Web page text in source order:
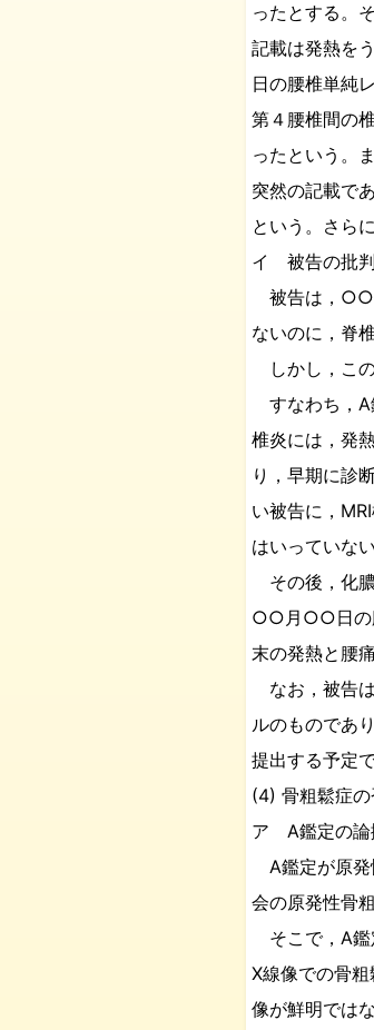
ったとする。
記載は発熱を
日の腰椎単純
第４腰椎間の
ったという。
突然の記載で
という。さら
イ 被告の批
被告は，
ないのに，脊
しかし，こ
すなわち，A
椎炎には，発
り，早期に診
い被告に，
はいっていない
その後，化
○○月○○日の
末の発熱と腰
なお，被告
ルのものであ
提出する予定で
(4) 骨粗鬆症の
ア A鑑定の論
A鑑定が原発
会の原発性骨
そこで，A鑑
X線像での骨
像が鮮明では